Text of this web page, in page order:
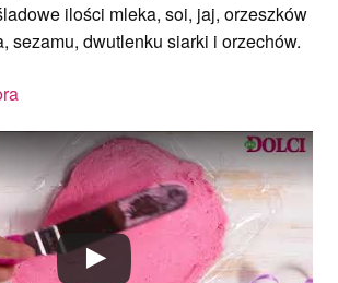
ilości mleka, soi, jaj, orzeszków
sezamu, dwutlenku siarki i orzechów.